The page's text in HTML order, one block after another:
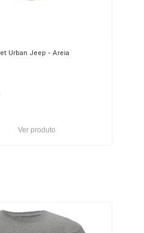
Urban Jeep - Areia
Ver produto